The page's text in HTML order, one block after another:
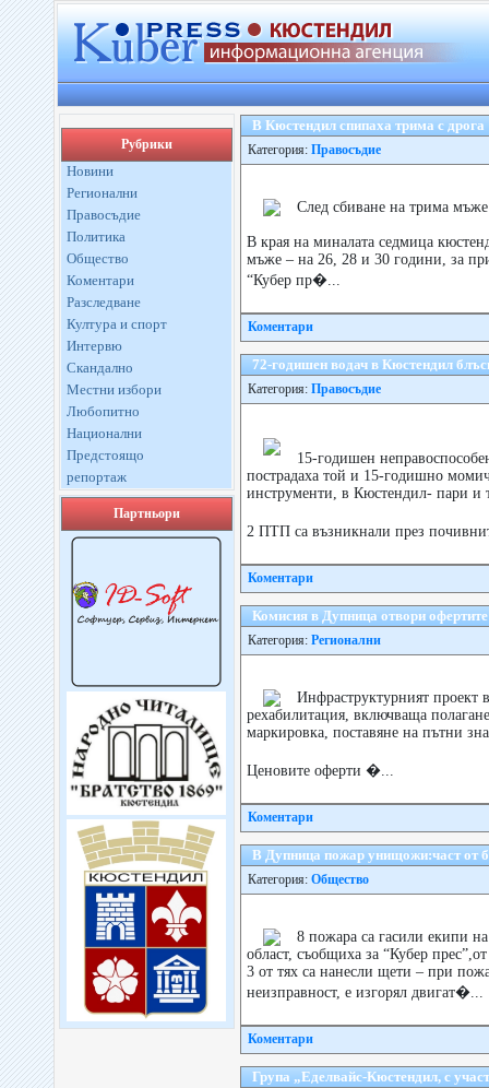
Рубрики
Новини
Регионални
Правосъдие
Политика
Общество
Коментари
Разследване
Култура и спорт
Интервю
Скандално
Местни избори
Любопитно
Национални
Предстоящо
репортаж
Партньори
В Кюстендил спипаха трима с дрога
Категория: Правосъдие
След сбиване на трима
В края на миналата седмица
мъже – на 26, 28 и 30 години, за
“Кубер пр�...
Коментари
72-годишен водач в Кюстендил
Категория: Правосъдие
15-годишен
пострадаха той и 15-годишно
инструменти, в Кюстендил- пари и
2 ПТП са възникнали през
Коментари
Комисия в Дупница отвори
Категория: Регионални
Инфраструктурният проект
рехабилитация, включваща
маркировка, поставяне на пътни
Ценовите оферти �...
Коментари
В Дупница пожар унищожи:част от
Категория: Общество
8 пожара са гасили екипи
област, съобщиха за “Кубер
3 от тях са нанесли щети – при
неизправност, е изгорял двигат�...
Коментари
Група „Еделвайс-Кюстендил, с